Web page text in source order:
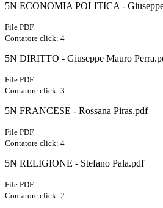
5N ECONOMIA POLITICA -
File PDF
Contatore click: 4
5N DIRITTO - Giuseppe Mauro
File PDF
Contatore click: 3
5N FRANCESE - Rossana Piras.pdf
File PDF
Contatore click: 4
5N RELIGIONE - Stefano Pala.pdf
File PDF
Contatore click: 2